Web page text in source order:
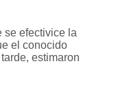
se efectivice la
el conocido
estimaron